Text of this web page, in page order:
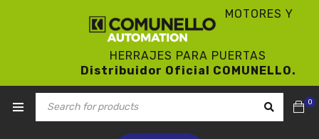
MOTORES Y
HERRAJES PARA PUERTAS
Distribuidor Oficial COMUNELLO.
0